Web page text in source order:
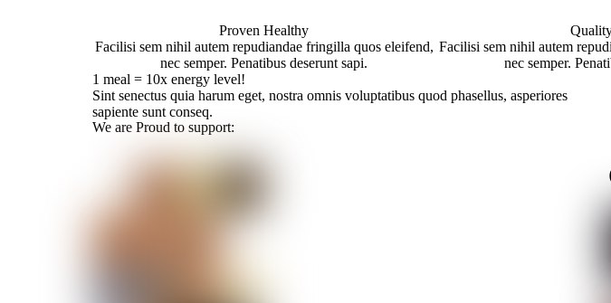
Proven Healthy
Facilisi sem nihil autem repudiandae fringilla quos eleifend,
nec semper. Penatibus deserunt sapi.
Facilisi sem nihil autem
nec semper.
1 meal = 10x energy level!
Sint senectus quia harum eget, nostra omnis voluptatibus quod phasellus, asperiores
sapiente sunt conseq.
We are Proud to support: